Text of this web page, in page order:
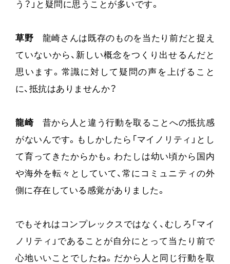
う？」と疑問に思うことが多いです。
草野 龍崎さんは既存のものを当たり前だと捉え
ていないから、新しい概念をつくり出せるんだと
思います。常識に対して疑問の声を上げること
に、抵抗はありませんか？
龍崎昔から人と違う行動を取ることへの抵抗感
がないんです。もしかしたら「マイノリティ」とし
て育ってきたからかも。わたしは幼い頃から国内
や海外を転々としていて、常にコミュニティの外
側に存在している感覚がありました。
でもそれはコンプレックスではなく、むしろ「マイ
ノリティ」であることが自分にとって当たり前で
心地いいことでしたね。だから人と同じ行動を取